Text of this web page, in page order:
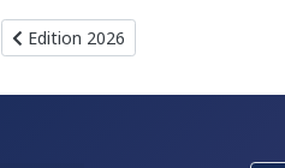
Article précédent : Edition 2026
Edition 2026